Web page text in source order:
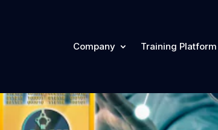
Company Training Platform